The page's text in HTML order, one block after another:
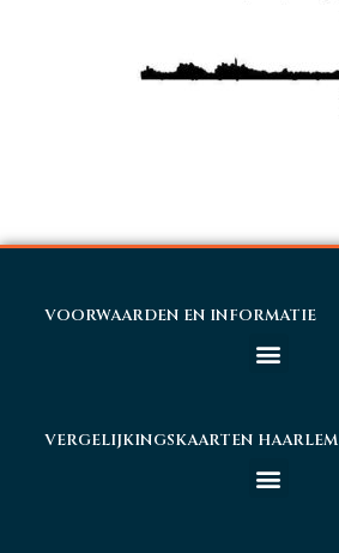
VOORWAARDEN EN INFORMATIE
VERGELIJKINGSKAARTEN HAARLEM